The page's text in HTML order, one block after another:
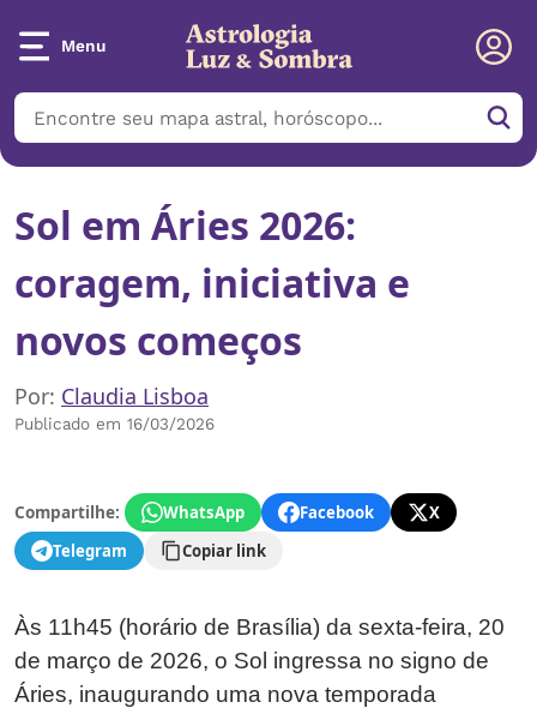
Menu
Sol em Áries 2026:
coragem, iniciativa e
novos começos
Por: Claudia Lisboa
Publicado em 16/03/2026
Compartilhe: WhatsApp Facebook
X
Telegram
Copiar link
Às 11h45 (horário de Brasília) da sexta-feira, 20
de março de 2026, o Sol ingressa no signo de
Áries, inaugurando uma nova temporada